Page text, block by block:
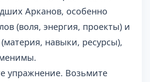
Арканов, особенно
(воля, энергия, проекты) и
навыки, ресурсы),
упражнение. Возьмите